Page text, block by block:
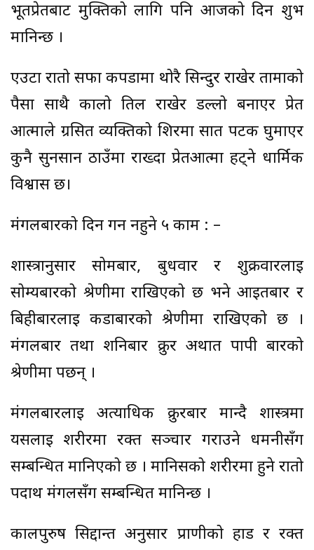
भूतप्रेतबाट मुक्तिको लागि पनि आजको दिन शुभ
मानिन्छ ।
एउटा रातो सफा कपडामा थोरै सिन्दुर राखेर तामाको
पैसा साथै कालो तिल राखेर डल्लो बनाएर प्रेत
आत्माले ग्रसित व्यक्तिको शिरमा सात पटक घुमाएर
कुनै सुनसान ठाउँमा राख्दा प्रेतआत्मा हट्ने धार्मिक
विश्वास छ।
मंगलबारको दिन गर्न नहुने ५ काम : –
शास्त्रानुसार सोमबार, बुधवार र शुक्रवारलाई
सोम्यबारको श्रेणीमा राखिएको छ भने आइतबार र
बिहीबारलाई कडाबारको श्रेणीमा राखिएको छ ।
मंगलबार तथा शनिबार क्रुर अर्थात पापी बारको
श्रेणीमा पर्छन् ।
मंगलबारलाई अत्याधिक क्रुरबार मान्दै शास्त्रमा
यसलाई शरीरमा रक्त सञ्चार गराउने धमनीसँग
सम्बन्धित मानिएको छ । मानिसको शरीरमा हुने रातो
पदार्थ मंगलसँग सम्बन्धित मानिन्छ ।
कालपुरुष सिद्दान्त अनुसार प्राणीको हाड र रक्त